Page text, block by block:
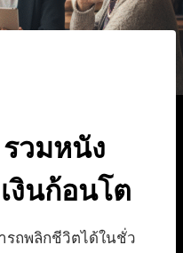
วมหนัง
งินก้อนโต
รถพลิกชีวิตได้ในชั่ว